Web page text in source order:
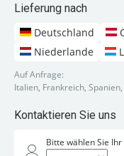
Lieferung nach
Deutschland
Niederlande
Auf Anfrage:
Italien, Frankreich,
Kontaktieren Sie uns
Bitte wählen Sie